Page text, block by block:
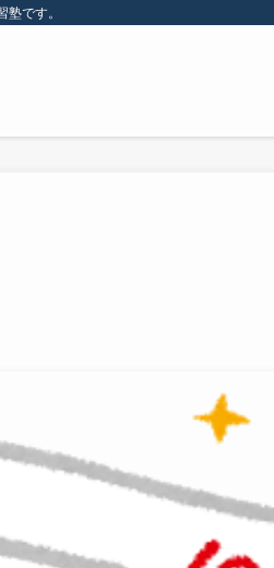
です。